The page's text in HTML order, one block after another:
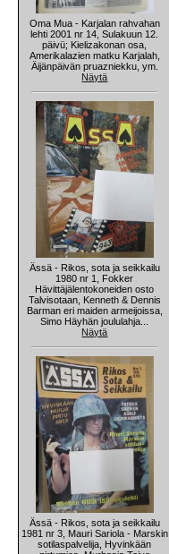
Oma Mua - Karjalan rahvahan
lehti 2001 nr 14, Sulakuun 12.
päivü; Kielizakonan osa,
Amerikalazien matku Karjalah,
Äijänpäivän pruazniekku, ym.
Näytä
Ässä - Rikos, sota ja seikkailu
1980 nr 1, Fokker
Hävittäjälentokoneiden osto
Talvisotaan, Kenneth & Dennis
Barman eri maiden armeijoissa,
Simo Häyhän joululahja...
Näytä
Ässä - Rikos, sota ja seikkailu
1981 nr 3, Mauri Sariola - Marskin
sotilaspalvelija, Hyvinkään